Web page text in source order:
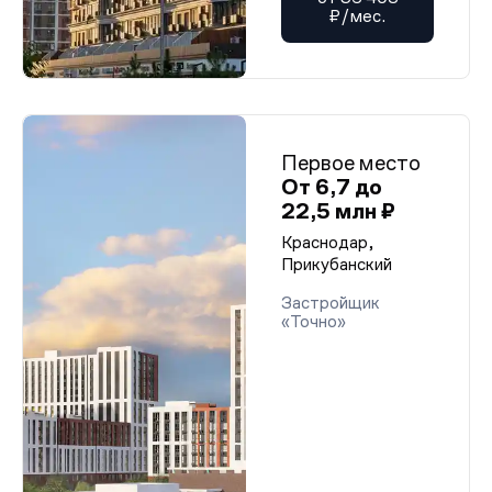
₽/мес.
Первое место
От 6,7 до
22,5 млн ₽
Краснодар,
Прикубанский
Застройщик
«Точно»